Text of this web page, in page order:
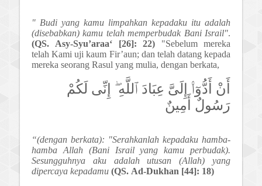
" Budi yang kamu limpahkan kepadaku itu adalah
(disebabkan) kamu telah memperbudak Bani Israil".
(QS. Asy-Syu’araa‘ [26]: 22)
"Sebelum mereka
telah Kami uji kaum Fir’aun; dan telah datang kepada
mereka seorang Rasul yang mulia, dengan berkata,
أَنْ أَدُّوٓا۟ إِلَىَّ عِبَادَ ٱللَّهِ ۖ إِنِّى لَكُمْ
رَسُولٌ أَمِينٌ
“(dengan berkata): "Serahkanlah kepadaku hamba-
hamba Allah (Bani Israil yang kamu perbudak).
Sesungguhnya aku adalah utusan (Allah) yang
dipercaya kepadamu (QS. Ad-Dukhan [44]: 18)